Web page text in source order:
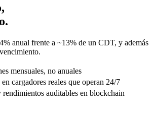
anual frente a ~13% de un CDT, y además
mensuales, no anuales
cargadores reales que operan 24/7
rendimientos auditables en blockchain